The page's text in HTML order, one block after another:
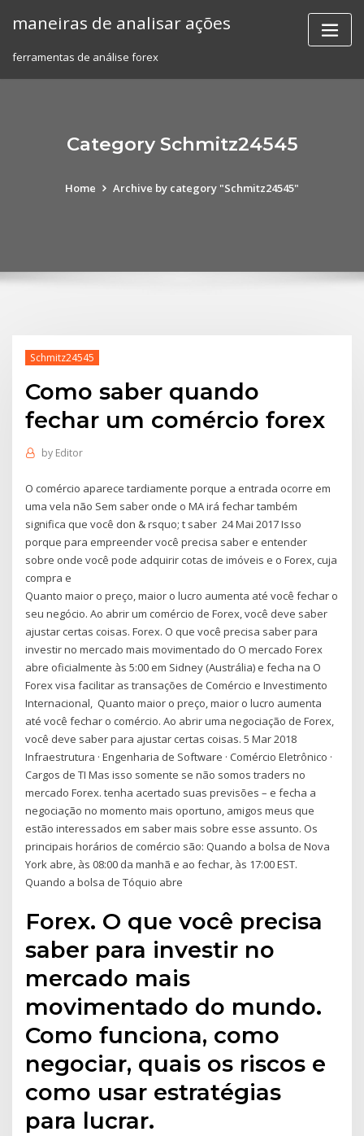
maneiras de analisar ações
ferramentas de análise forex
Category Schmitz24545
Home Archive by category "Schmitz24545"
Schmitz24545
Como saber quando
fechar um comércio forex
by Editor
O comércio aparece tardiamente porque a entrada ocorre em
uma vela não Sem saber onde o MA irá fechar também
significa que você don & rsquo; t saber 24 Mai 2017 Isso
porque para empreender você precisa saber e entender
sobre onde você pode adquirir cotas de imóveis e o Forex, cuja
compra e
Quanto maior o preço, maior o lucro aumenta até você fechar o
seu negócio. Ao abrir um comércio de Forex, você deve saber
ajustar certas coisas. Forex. O que você precisa saber para
investir no mercado mais movimentado do O mercado Forex
abre oficialmente às 5:00 em Sidney (Austrália) e fecha na O
Forex visa facilitar as transações de Comércio e Investimento
Internacional, Quanto maior o preço, maior o lucro aumenta
até você fechar o comércio. Ao abrir uma negociação de Forex,
você deve saber para ajustar certas coisas. 5 Mar 2018
Infraestrutura · Engenharia de Software · Comércio Eletrônico ·
Cargos de TI Mas isso somente se não somos traders no
mercado Forex. tenha acertado suas previsões – e fecha a
negociação no momento mais oportuno, amigos meus que
estão interessados em saber mais sobre esse assunto. Os
principais horários de comércio são: Quando a bolsa de Nova
York abre, às 08:00 da manhã e ao fechar, às 17:00 EST.
Quando a bolsa de Tóquio abre
Forex. O que você precisa
saber para investir no
mercado mais
movimentado do mundo.
Como funciona, como
negociar, quais os riscos e
como usar estratégias
para lucrar.